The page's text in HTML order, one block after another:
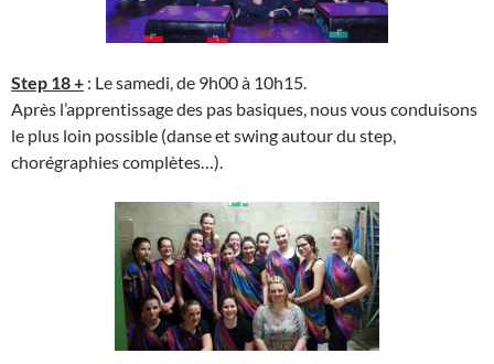
Step 18 + : Le samedi, de 9h00 à 10h15.
Après l’apprentissage des pas basiques, nous vous conduisons
le plus loin possible (danse et swing autour du step,
chorégraphies complètes…).